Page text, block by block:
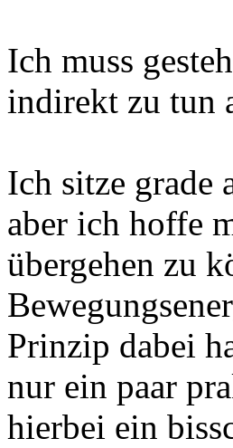
Ich muss
indirekt zu tun
Ich sitze grade
aber ich hoffe
übergehen zu
Prinzip dabei
nur ein paar
hierbei ein